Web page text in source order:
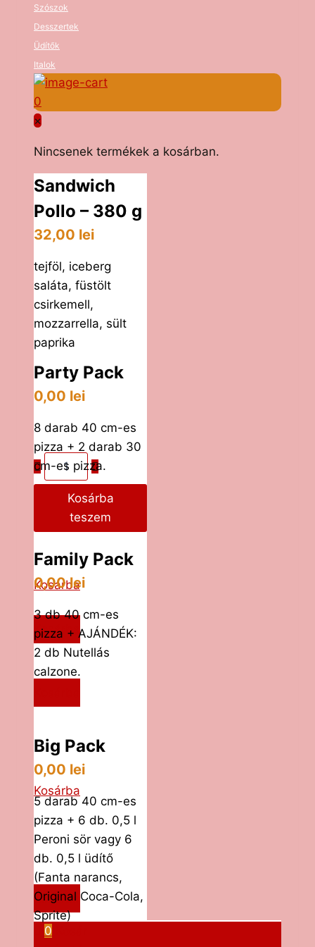
Szószok
Desszertek
Üdítők
Italok
0
×
Nincsenek termékek a kosárban.
Sandwich
Pollo – 380 g
32,00 lei
tejföl, iceberg
saláta, füstölt
csirkemell,
mozzarrella, sült
paprika
S
a
i
c
h
P
o
l
l
-
8
0
g
m
e
n
n
y
i
s
é
Kosárba
teszem
Kosárba
Party Pack
0,00 lei
8 darab 40 cm-es
pizza + 2 darab 30
cm-es pizza.
Kosárba
Family Pack
0,00lei
3 db 40 cm-es
pizza + AJÁNDÉK:
2 db Nutellás
calzone.
Kosárba
Kosárba
Big Pack
0,00 lei
5 darab 40 cm-es
pizza + 6 db. 0,5 l
Peroni sör vagy 6
db. 0,5 l üdítő
(Fanta narancs,
Original Coca-Cola,
Sprite)
0